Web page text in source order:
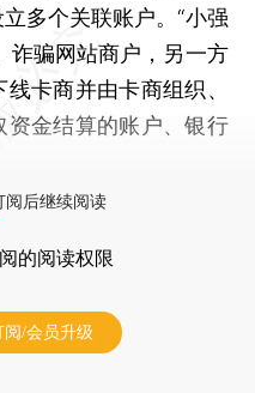
多个关联账户。“小强
诈骗网站商户，另一方
卡商并由卡商组织、
金结算的账户、银行
阅后继续阅读
的阅读权限
阅/会员升级